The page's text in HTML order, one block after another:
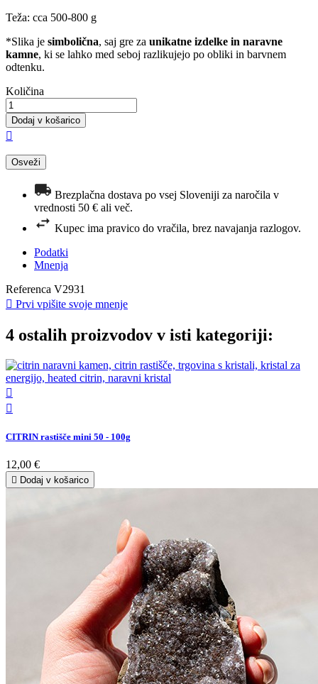
Teža: cca 500-800 g
*Slika je simbolična, saj gre za unikatne izdelke in naravne
kamne, ki se lahko med seboj razlikujejo po obliki in barvnem
odtenku.
Količina
Dodaj v košarico

Brezplačna dostava po vsej Sloveniji za naročila v
vrednosti 50 € ali več.
Kupec ima pravico do vračila, brez navajanja razlogov.
Podatki
Mnenja
Referenca V2931
 Prvi vpišite svoje mnenje
4 ostalih proizvodov v isti kategoriji:


CITRIN rastišče mini 50 - 100g
12,00 €
 Dodaj v košarico